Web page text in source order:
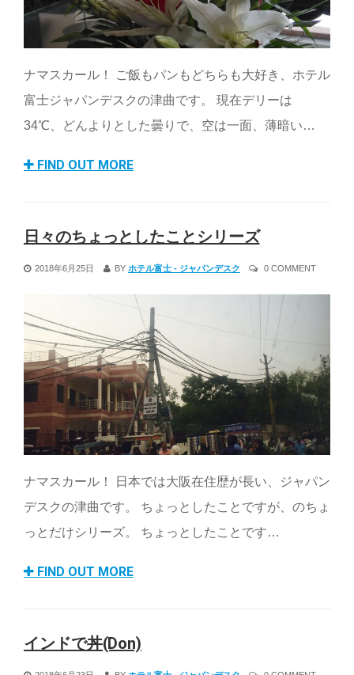
ナマスカール！ ご飯もパンもどちらも大好き、ホテル
富士ジャパンデスクの津曲です。 現在デリーは
34℃、どんよりとした曇りで、空は一面、薄暗い…
FIND OUT MORE
日々のちょっとしたことシリーズ
2018年6月25日 BY ホテル富士 - ジャパンデスク 0 COMMENT
ナマスカール！ 日本では大阪在住歴が長い、ジャパン
デスクの津曲です。 ちょっとしたことですが、のちょ
っとだけシリーズ。 ちょっとしたことです…
FIND OUT MORE
インドで丼(Don)